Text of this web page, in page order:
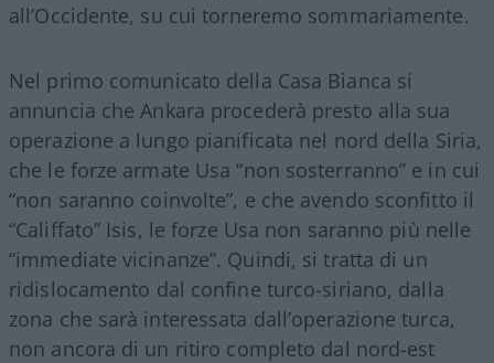
all’Occidente, su cui torneremo sommariamente.
Nel primo comunicato della Casa Bianca si
annuncia che Ankara procederà presto alla sua
operazione a lungo pianificata nel nord della Siria,
che le forze armate Usa “non sosterranno” e in cui
“non saranno coinvolte”, e che avendo sconfitto il
“Califfato” Isis, le forze Usa non saranno più nelle
“immediate vicinanze”. Quindi, si tratta di un
ridislocamento dal confine turco-siriano, dalla
zona che sarà interessata dall’operazione turca,
non ancora di un ritiro completo dal nord-est